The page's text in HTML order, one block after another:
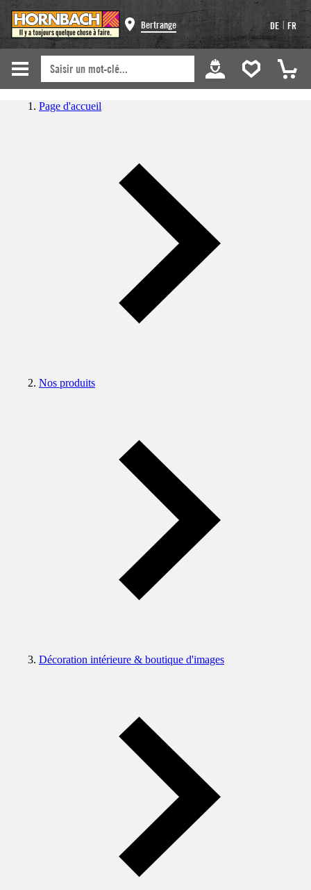
Bertrange DE | FR
Page d'accueil
Nos produits
Décoration intérieure & boutique d'images